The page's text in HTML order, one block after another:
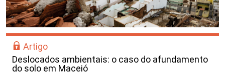
Artigo
Deslocados ambientais: o caso do afundamento
do solo em Maceió